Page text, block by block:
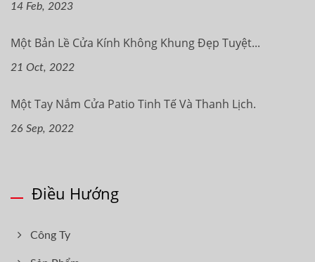
14 Feb, 2023
Một Bản Lề Cửa Kính Không Khung Đẹp Tuyệt...
21 Oct, 2022
Một Tay Nắm Cửa Patio Tinh Tế Và Thanh Lịch.
26 Sep, 2022
Điều Hướng
Công Ty